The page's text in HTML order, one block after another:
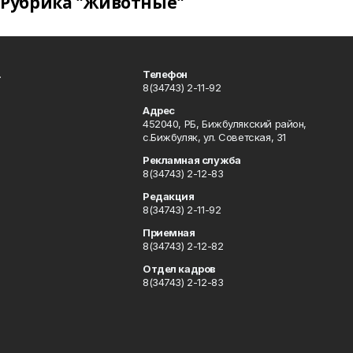
Телефон
8(34743) 2-11-92
Адрес
452040, РБ, Бижбулякский район,
с.Бижбуляк, ул. Советская, 31
Рекламная служба
8(34743) 2-12-83
Редакция
8(34743) 2-11-92
Приемная
8(34743) 2-12-82
Отдел кадров
8(34743) 2-12-83